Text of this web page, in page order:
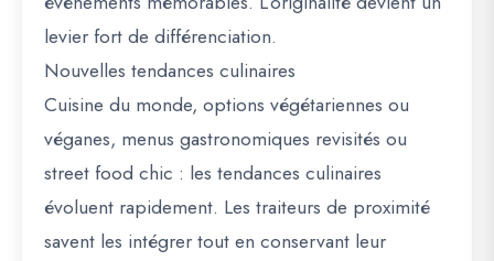
levier fort de différenciation.
Nouvelles tendances culinaires
Cuisine du monde, options végétariennes ou
véganes, menus gastronomiques revisités ou
street food chic : les tendances culinaires
évoluent rapidement. Les traiteurs de proximité
savent les intégrer tout en conservant leur